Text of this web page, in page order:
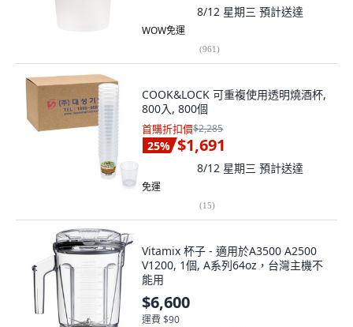
8/12 星期三 預計送達
WOW免運
(961)
COOK&LOCK 可重複使用透明燒酒杯,
800入, 800個
首購折扣價$2,285
25% $1,691
8/12 星期三 預計送達
免運
(15)
Vitamix 杯子 - 適用於A3500 A2500
V1200, 1個, A系列64oz，台灣主機不
能用
$6,600
運費 $90